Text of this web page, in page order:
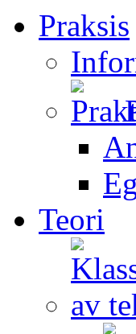
Praksis
Teori